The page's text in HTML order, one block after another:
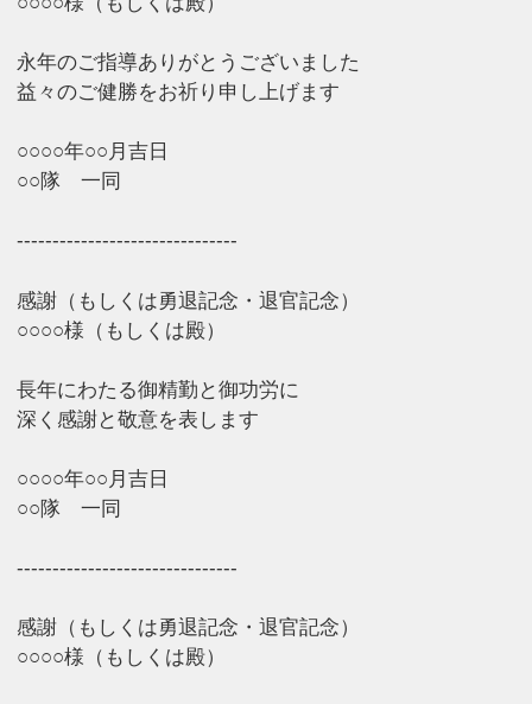
永年のご指導ありがとうございました
益々のご健勝をお祈り申し上げます
○○○○年○○月吉日
○○隊 一同
-------------------------------
感謝（もしくは勇退記念・退官記念）
○○○○様（もしくは殿）
長年にわたる御精勤と御功労に
深く感謝と敬意を表します
○○○○年○○月吉日
○○隊 一同
-------------------------------
感謝（もしくは勇退記念・退官記念）
○○○○様（もしくは殿）